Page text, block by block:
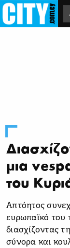
μια
του
Απτόητος
ευρωπαϊκό του
διασχίζοντας
σύνορα και